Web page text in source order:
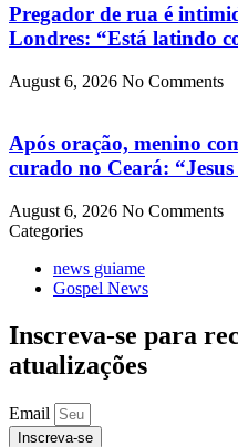
Pregador de rua é
Londres: “Está latindo
August 6, 2026 No Comments
Após oração, menino
curado no Ceará:
August 6, 2026 No Comments
Categories
news guiame
Gospel News
Inscreva-se para
atualizações
Email
Inscreva-se